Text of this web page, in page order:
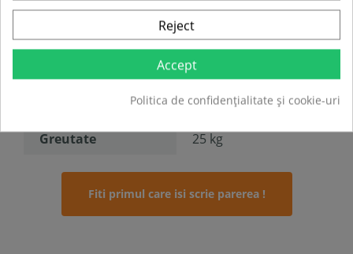
Diametru gaura:
50/51mm
Tipul de material
Poliuretan
Disc greutate
Fitness
Greutate
25 kg
Fiti primul care isi scrie parerea !
Reject
Accept
Politica de confidențialitate și cookie-uri